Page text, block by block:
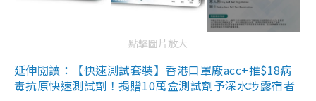
點擊圖片放大
延伸閱讀：【快速測試套裝】香港口罩廠acc+推$18病
毒抗原快速測試劑！捐贈10萬盒測試劑予深水埗露宿者